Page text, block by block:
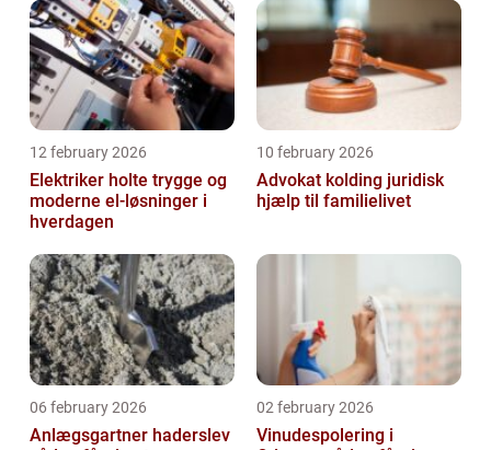
12 february 2026
Elektriker holte trygge og
moderne el-løsninger i
hverdagen
10 february 2026
Advokat kolding juridisk
hjælp til familielivet
06 february 2026
Anlægsgartner haderslev
02 february 2026
Vinudespolering i